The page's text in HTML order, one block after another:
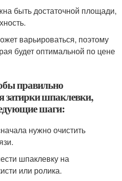
быть достаточной площади,
варьироваться, поэтому
будет оптимальной по цене
правильно
затирки шпаклевки,
шаги:
нужно очистить
шпаклевку на
или ролика.